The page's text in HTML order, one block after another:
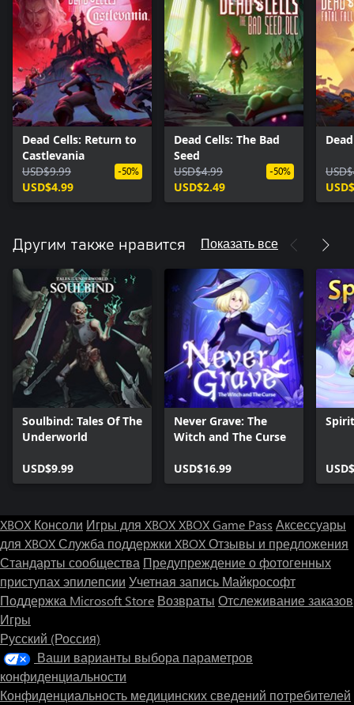
Dead Cells: Return to
Castlevania
USD$9.99
USD$4.99
-50%
Dead Cells: The Bad
Seed
USD$4.99
USD$2.49
-50%
Другим также нравится Показать все
Soulbind: Tales Of The
Underworld
USD$9.99
Never Grave: The
Witch and The Curse
USD$16.99
XBOX Консоли Игры для XBOXXBOX Game Pass Аксессуары
для XBOXСлужба поддержки XBOXОтзывы и предложения
Стандарты сообщества Предупреждение о фотогенных
приступах эпилепсии Учетная запись Майкрософт
Поддержка Microsoft Store Возвраты Отслеживание заказов
Игры
Русский (Россия)
Ваши варианты выбора параметров
конфиденциальности
Конфиденциальность медицинских сведений потребителей